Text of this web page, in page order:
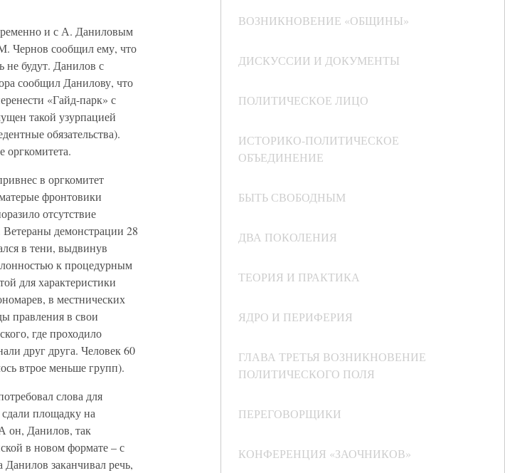
ВОЗНИКНОВЕНИЕ «ОБЩИНЫ»
ДИСКУССИИ И ДОКУМЕНТЫ
ПОЛИТИЧЕСКОЕ ЛИЦО
ИСТОРИКО-ПОЛИТИЧЕСКОЕ
ОБЪЕДИНЕНИЕ
БЫТЬ СВОБОДНЫМ
ДВА ПОКОЛЕНИЯ
ТЕОРИЯ И ПРАКТИКА
ЯДРО И ПЕРИФЕРИЯ
ГЛАВА ТРЕТЬЯ ВОЗНИКНОВЕНИЕ
ПОЛИТИЧЕСКОГО ПОЛЯ
ПЕРЕГОВОРЩИКИ
КОНФЕРЕНЦИЯ «ЗАОЧНИКОВ»
и с А. Даниловым
Чернов сообщил ему, что
не будут. Данилов с
сообщил Данилову, что
«Гайд-парк» с
такой узурпацией
обязательства).
оргкомитета.
в оргкомитет
фронтовики
отсутствие
демонстрации 28
в тени, выдвинув
к процедурным
для характеристики
в местнических
правления в свои
где проходило
друг друга. Человек 60
втрое меньше групп).
слова для
площадку на
он, Данилов, так
в новом формате – с
Данилов заканчивал речь,